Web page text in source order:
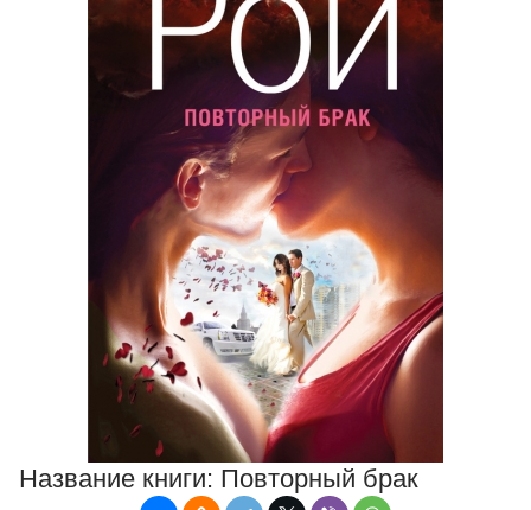
Название книги: Повторный брак